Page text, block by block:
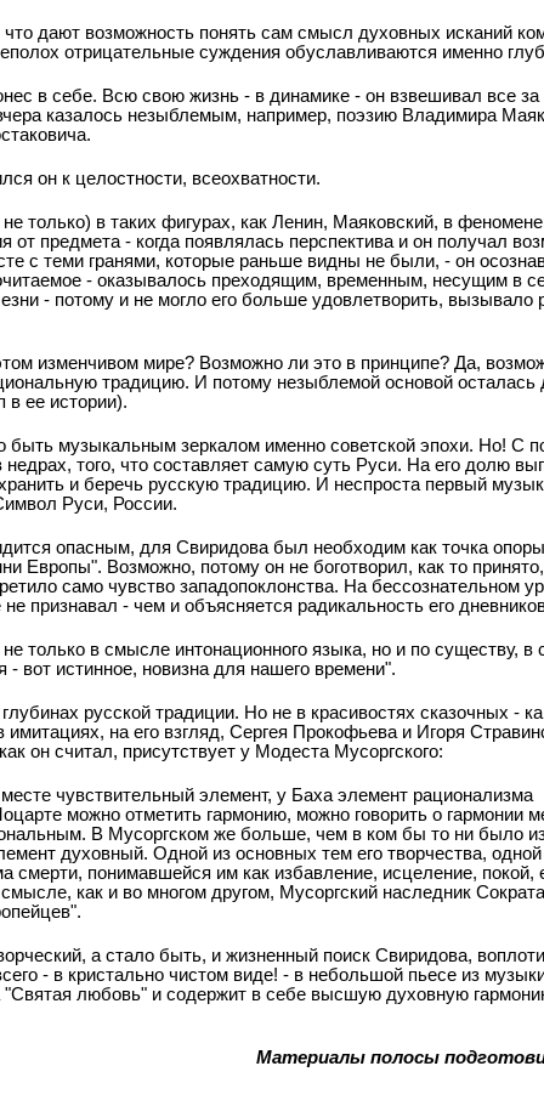
дают возможность понять сам смысл духовных исканий
отрицательные суждения обуславливаются именно
в себе. Всю свою жизнь - в динамике - он взвешивал все
казалось незыблемым, например, поэзию Владимира
он к целостности, всеохватности.
только) в таких фигурах, как Ленин, Маяковский, в
от предмета - когда появлялась перспектива и он получал
с теми гранями, которые раньше видны не были, - он
- оказывалось преходящим, временным, несущим в
- потому и не могло его больше удовлетворить, вызывало
изменчивом мире? Возможно ли это в принципе? Да,
традицию. И потому незыблемой основой осталась
в ее истории).
музыкальным зеркалом именно советской эпохи. Но! С
недрах, того, что составляет самую суть Руси. На его долю
и беречь русскую традицию. И неспроста первый
Руси, России.
опасным, для Свиридова был необходим как точка
Европы". Возможно, потому он не боготворил, как то
само чувство западопоклонства. На бессознательном
признавал - чем и объясняется радикальность его
только в смысле интонационного языка, но и по существу, в
- вот истинное, новизна для нашего времени".
русской традиции. Но не в красивостях сказочных -
на его взгляд, Сергея Прокофьева и Игоря
он считал, присутствует у Модеста Мусоргского:
чувствительный элемент, у Баха элемент рационализма
можно отметить гармонию, можно говорить о гармонии
В Мусоргском же больше, чем в ком бы то ни было
духовный. Одной из основных тем его творчества,
смерти, понимавшейся им как избавление, исцеление, покой,
как и во многом другом, Мусоргский наследник
а стало быть, и жизненный поиск Свиридова,
- в кристально чистом виде! - в небольшой пьесе из
любовь" и содержит в себе высшую духовную
Материалы полосы